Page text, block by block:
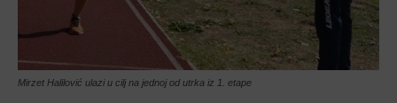
Mirzet Halilović ulazi u cilj na jednoj od utrka iz 1. etape